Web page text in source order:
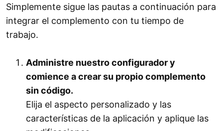
Simplemente sigue las pautas a continuación para
integrar el complemento con tu tiempo de
trabajo.
Administre nuestro configurador y
comience a crear su propio complemento
sin código.
Elija el aspecto personalizado y las
características de la aplicación y aplique las